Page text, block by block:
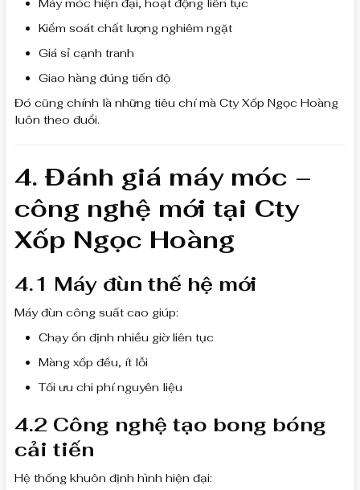
Máy móc hiện đại, hoạt động liên tục
Kiểm soát chất lượng nghiêm ngặt
Giá sỉ cạnh tranh
Giao hàng đúng tiến độ
Đó cũng chính là những tiêu chí mà Cty Xốp Ngọc Hoàng
luôn theo đuổi.
4. Đánh giá máy móc –
công nghệ mới tại Cty
Xốp Ngọc Hoàng
4.1 Máy đùn thế hệ mới
Máy đùn công suất cao giúp:
Chạy ổn định nhiều giờ liên tục
Màng xốp đều, ít lỗi
Tối ưu chi phí nguyên liệu
4.2 Công nghệ tạo bong bóng
cải tiến
Hệ thống khuôn định hình hiện đại: